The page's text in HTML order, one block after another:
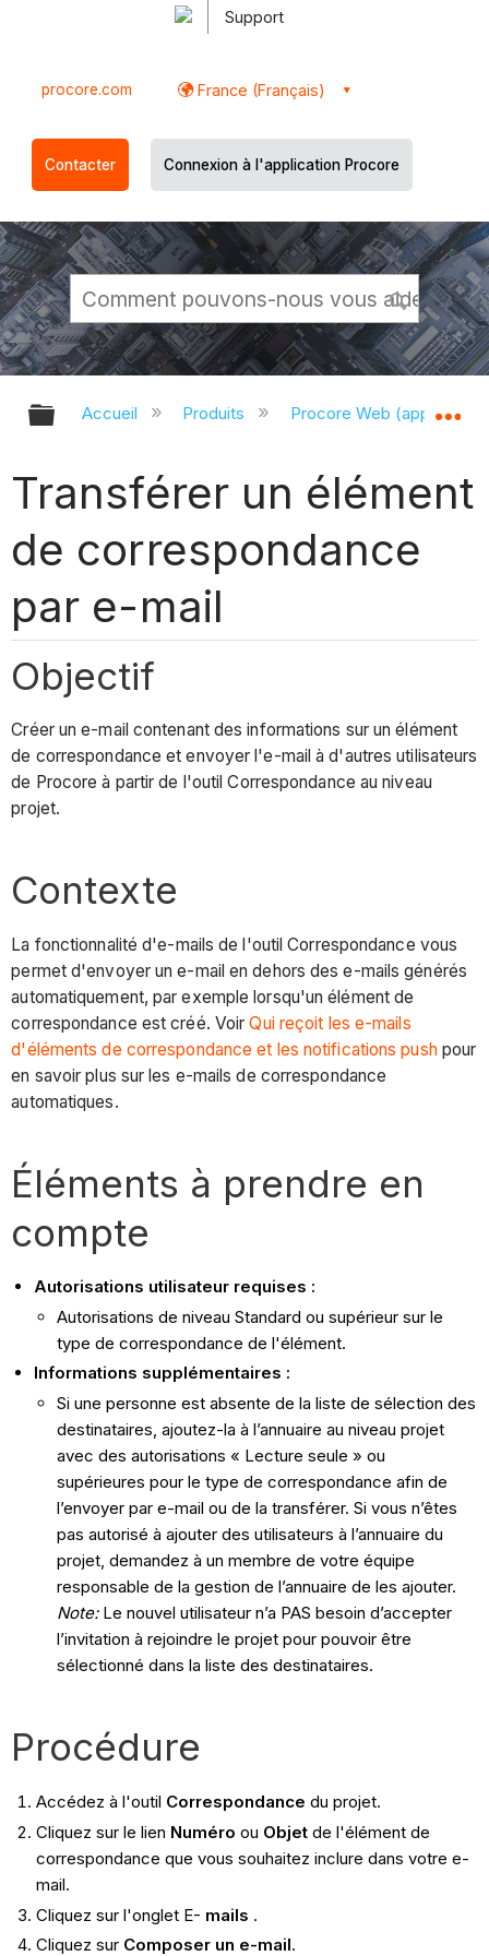
Support
procore.com France (Français)
Contacter Connexion à l'application Procore
Développer/réduire la hiérarchie
Accueil Produits Procore Web
Transférer un élément
de correspondance
par e-mail
Objectif
Créer un e-mail contenant des informations sur un élément
de correspondance et envoyer l'e-mail à d'autres utilisateurs
de Procore à partir de l'outil Correspondance au niveau
projet.
Contexte
La fonctionnalité d'e-mails de l'outil Correspondance vous
permet d'envoyer un e-mail en dehors des e-mails générés
automatiquement, par exemple lorsqu'un élément de
correspondance est créé. VoirQui reçoit les e-mails
d'éléments de correspondance et les notifications pushpour
en savoir plus sur les e-mails de correspondance
automatiques.
Éléments à prendre en
compte
Autorisations utilisateur requises :
Autorisations de niveau Standard ou supérieur sur le
type de correspondance de l'élément.
Informations supplémentaires :
Si une personne est absente de la liste de sélection des
destinataires, ajoutez-la à l’annuaire au niveau projet
avec des autorisations « Lecture seule » ou
supérieures pour le type de correspondance afin de
l’envoyer par e-mail ou de la transférer. Si vous n’êtes
pas autorisé à ajouter des utilisateurs à l’annuaire du
projet, demandez à un membre de votre équipe
responsable de la gestion de l’annuaire de les ajouter.
Note: Le nouvel utilisateur n’a PAS besoin d’accepter
l’invitation à rejoindre le projet pour pouvoir être
sélectionné dans la liste des destinataires.
Procédure
Accédez à l'outil Correspondance du projet.
Cliquez sur le lien Numéro ou Objet de l'élément de
correspondance que vous souhaitez inclure dans votre e-
mail.
Cliquez sur l'onglet E- mails .
Cliquez sur Composer un e-mail.